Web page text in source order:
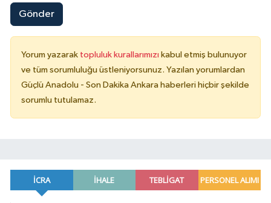
Gönder
Yorum yazarak topluluk kurallarımızı kabul etmiş bulunuyor
ve tüm sorumluluğu üstleniyorsunuz. Yazılan yorumlardan
Güçlü Anadolu - Son Dakika Ankara haberleri hiçbir şekilde
sorumlu tutulamaz.